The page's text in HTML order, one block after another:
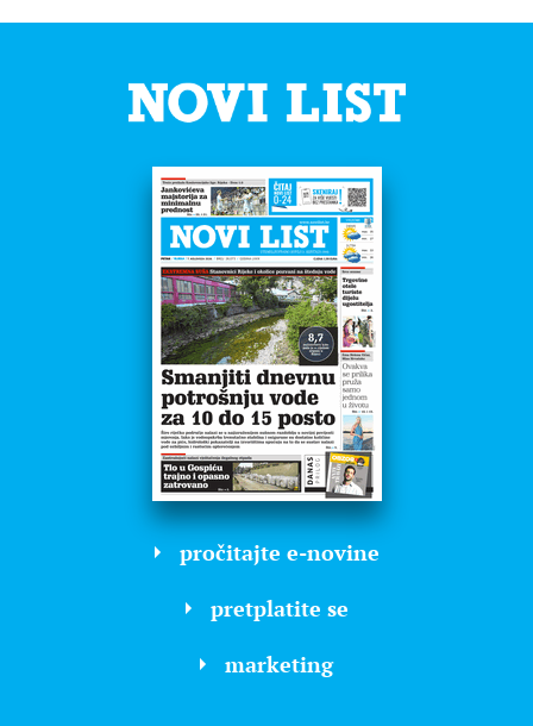
pročitajte e-novine
pretplatite se
marketing